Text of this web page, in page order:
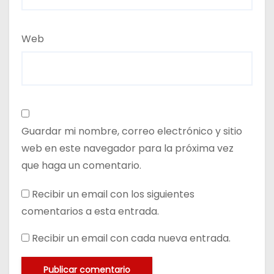
Web
Guardar mi nombre, correo electrónico y sitio
web en este navegador para la próxima vez
que haga un comentario.
Recibir un email con los siguientes
comentarios a esta entrada.
Recibir un email con cada nueva entrada.